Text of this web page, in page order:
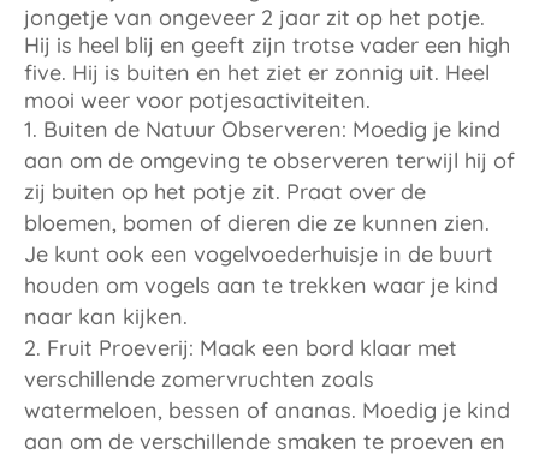
Buiten de Natuur Observeren: Moedig je kind
aan om de omgeving te observeren terwijl hij of
zij buiten op het potje zit. Praat over de
bloemen, bomen of dieren die ze kunnen zien.
Je kunt ook een vogelvoederhuisje in de buurt
houden om vogels aan te trekken waar je kind
naar kan kijken.
Fruit Proeverij: Maak een bord klaar met
verschillende zomervruchten zoals
watermeloen, bessen of ananas. Moedig je kind
aan om de verschillende smaken te proeven en